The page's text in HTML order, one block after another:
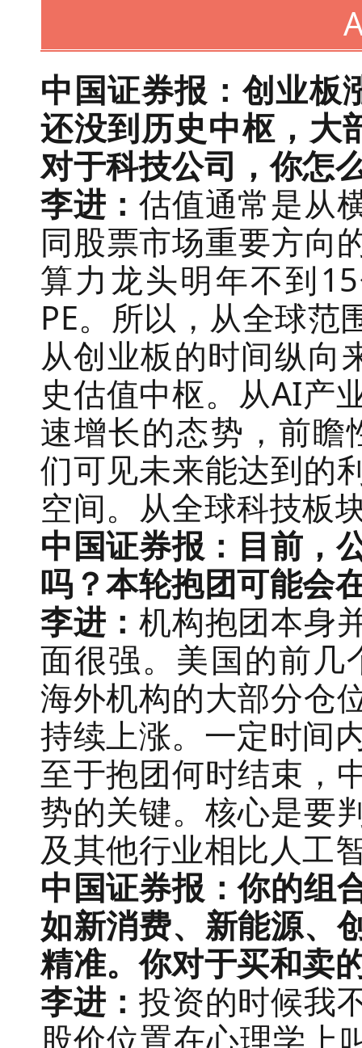
中国证券报：创业板
还没到历史中枢，大
对于科技公司，你怎
李进：估值通常是从
同股票市场重要方向
算力龙头明年不到
PE。所以，从全球范
从创业板的时间纵向
史估值中枢。从AI产
速增长的态势，前瞻
们可见未来能达到的
空间。从全球科技板
中国证券报：目前，
吗？本轮抱团可能会
李进：机构抱团本身
面很强。美国的前
海外机构的大部分仓
持续上涨。一定时间
至于抱团何时结束，
势的关键。核心是要
及其他行业相比人工
中国证券报：你的组
如新消费、新能源、
精准。你对于买和卖
李进：投资的时候我
股价位置在心理学上